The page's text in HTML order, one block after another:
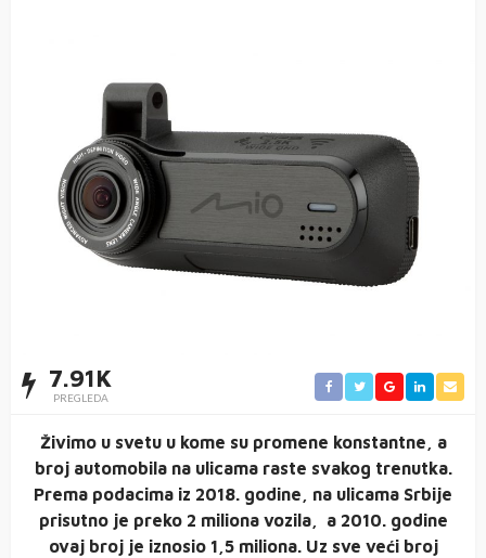
7.91K
PREGLEDA
Živimo u svetu u kome su promene konstantne, a
broj automobila na ulicama raste svakog trenutka.
Prema podacima iz 2018. godine, na ulicama Srbije
prisutno je preko 2 miliona vozila, a 2010. godine
ovaj broj je iznosio 1,5 miliona. Uz sve veći broj